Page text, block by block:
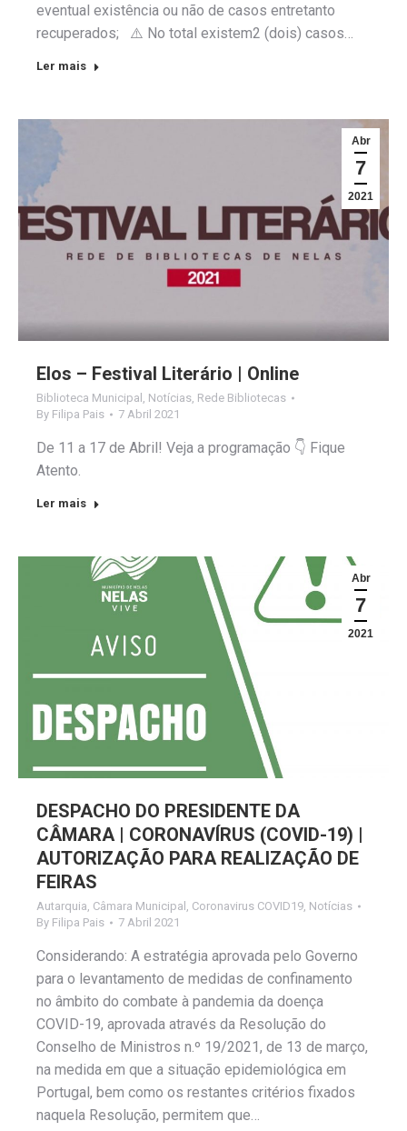
eventual existência ou não de casos entretanto
recuperados; ⚠️ No total existem2 (dois) casos…
Ler mais
Abr
7
2021
Elos – Festival Literário | Online
Biblioteca Municipal , Notícias, Rede Bibliotecas
By Filipa Pais 7 Abril 2021
De 11 a 17 de Abril! Veja a programação 👇 Fique
Atento.
Ler mais
Abr
7
2021
DESPACHO DO PRESIDENTE DA
CÂMARA | CORONAVÍRUS (COVID-19) |
AUTORIZAÇÃO PARA REALIZAÇÃO DE
FEIRAS
Autarquia, Câmara Municipal , Coronavirus COVID19, Notícias
By Filipa Pais 7 Abril 2021
Considerando: A estratégia aprovada pelo Governo
para o levantamento de medidas de confinamento
no âmbito do combate à pandemia da doença
COVID-19, aprovada através da Resolução do
Conselho de Ministros n.º 19/2021, de 13 de março,
na medida em que a situação epidemiológica em
Portugal, bem como os restantes critérios fixados
naquela Resolução, permitem que…